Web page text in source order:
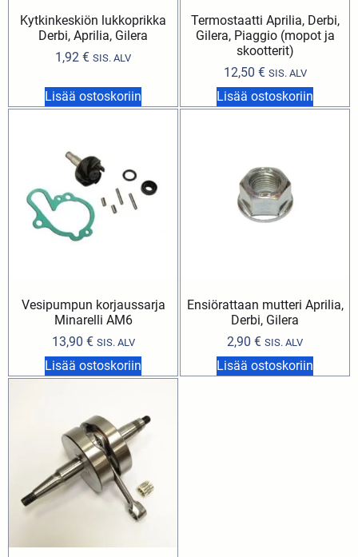
Kytkinkeskiön lukkoprikka
Derbi, Aprilia, Gilera
1,92 € SIS. ALV
Lisää ostoskoriin
Termostaatti Aprilia, Derbi,
Gilera, Piaggio (mopot ja
skootterit)
12,50 € SIS. ALV
Lisää ostoskoriin
Vesipumpun korjaussarja
Minarelli AM6
13,90 € SIS. ALV
Lisää ostoskoriin
Ensiörattaan mutteri Aprilia,
Derbi, Gilera
2,90 € SIS. ALV
Lisää ostoskoriin